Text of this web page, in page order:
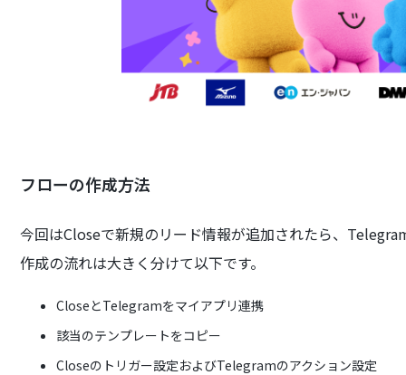
フローの作成方法
今回はCloseで新規のリード情報が追加されたら、
作成の流れは大きく分けて以下です。
CloseとTelegramをマイアプリ連携
該当のテンプレートをコピー
Closeのトリガー設定およびTelegramのアクション設定